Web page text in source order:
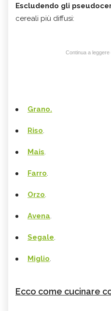
Escludendo gli
cereali più diffusi:
Continua a leggere
Grano.
Riso.
Mais.
Farro.
Orzo.
Avena.
Segale.
Miglio.
Ecco come cucinare